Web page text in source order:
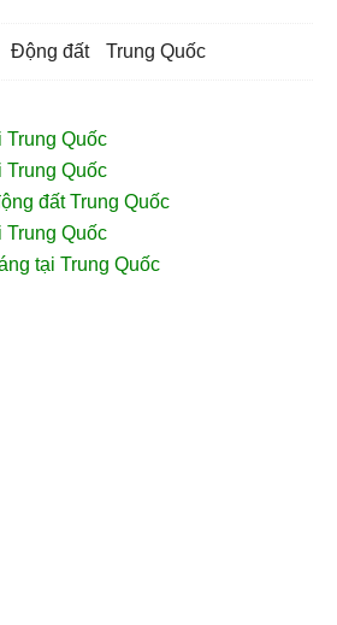
động đất Trung Quốc
Trung Quốc
Trung Quốc
đất Trung Quốc
Trung Quốc
tại Trung Quốc